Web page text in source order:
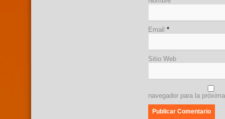
Email *
Sitio Web
navegador para la